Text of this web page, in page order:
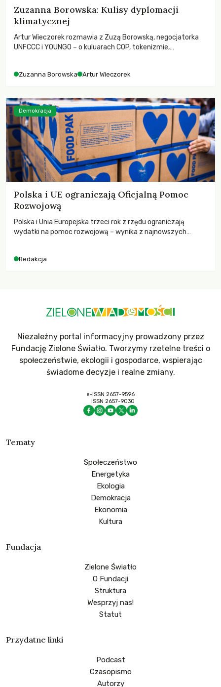
Zuzanna Borowska: Kulisy dyplomacji
klimatycznej
Artur Wieczorek rozmawia z Zuzą Borowską, negocjatorka
UNFCCC i YOUNGO – o kuluarach COP, tokenizmie,
Zuzanna Borowska Artur Wieczorek
Polska i UE ograniczają Oficjalną Pomoc
Rozwojową
Polska i Unia Europejska trzeci rok z rzędu ograniczają
wydatki na pomoc rozwojową – wynika z najnowszych
odnotowano największe tąpnięcie ODA w historii. Jakie będą
Redakcja
Demokracja
Niezależny portal informacyjny prowadzony przez
Fundację Zielone Światło. Tworzymy rzetelne treści o
społeczeństwie, ekologii i gospodarce, wspierając
świadome decyzje i realne zmiany.
e-ISSN 2657-9596
ISSN 2657-9030
Tematy
Społeczeństwo
Energetyka
Ekologia
Demokracja
Ekonomia
Kultura
Fundacja
Zielone Światło
O Fundacji
Struktura
Wesprzyj nas!
Statut
Przydatne linki
Podcast
Czasopismo
Autorzy